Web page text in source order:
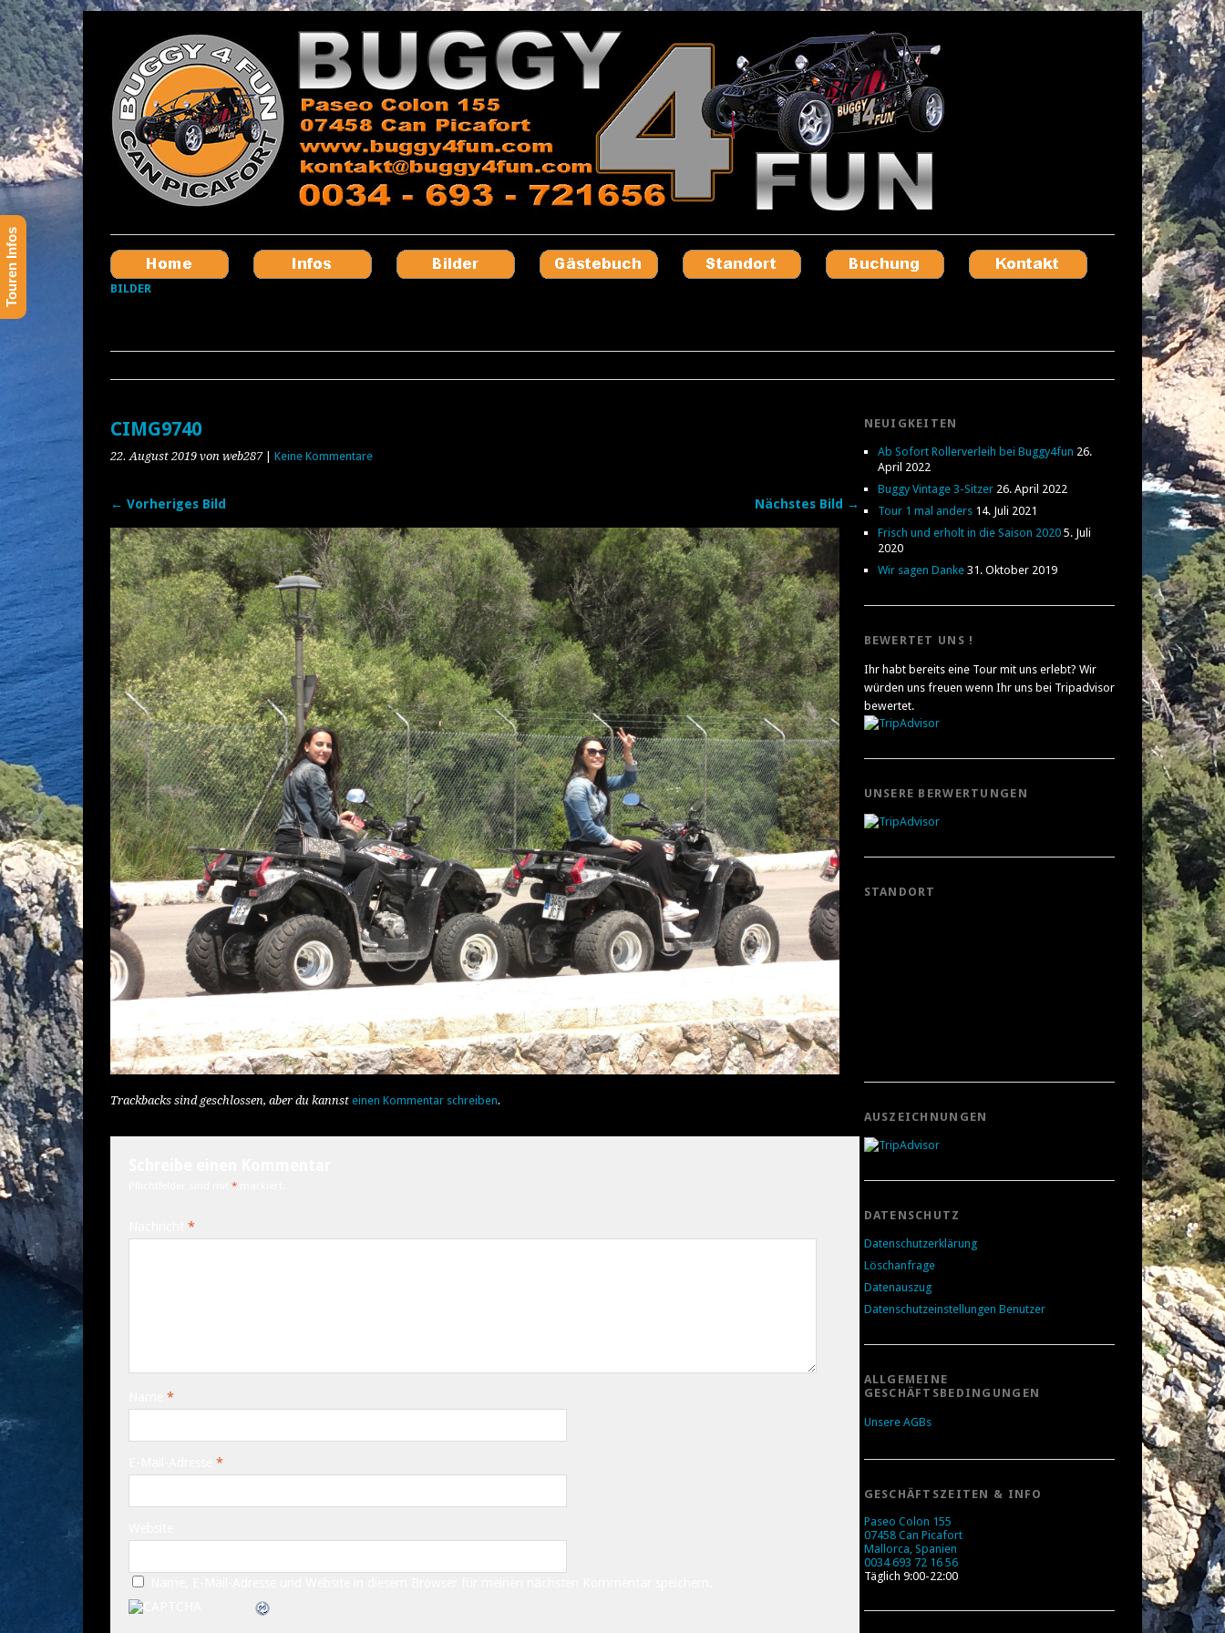
BILDER
CIMG9740
22. August 2019 von web287| Keine Kommentare
← Vorheriges Bild Nächstes Bild →
Trackbacks sind geschlossen, aber du kannst einen Kommentar schreiben.
*
*
*
*
NEUIGKEITEN
Ab Sofort Rollerverleih bei Buggy4fun 26.
April 2022
Buggy Vintage 3-Sitzer 26. April 2022
Tour 1 mal anders 14. Juli 2021
Frisch und erholt in die Saison 2020 5. Juli
2020
Wir sagen Danke 31. Oktober 2019
BEWERTET UNS !
Ihr habt bereits eine Tour mit uns erlebt? Wir
würden uns freuen wenn Ihr uns bei Tripadvisor
bewertet.
UNSERE BERWERTUNGEN
STANDORT
AUSZEICHNUNGEN
DATENSCHUTZ
Datenschutzerklärung
Löschanfrage
Datenauszug
Datenschutzeinstellungen Benutzer
ALLGEMEINE
GESCHÄFTSBEDINGUNGEN
Unsere AGBs
GESCHÄFTSZEITEN & INFO
Paseo Colon 155
07458 Can Picafort
Mallorca, Spanien
0034 693 72 16 56
Täglich 9:00-22:00
Touren Infos